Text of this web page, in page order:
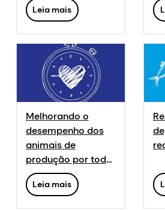
Leia mais
Melhorando o
desempenho dos
animais de
produção por toda
sua vida
Leia mais